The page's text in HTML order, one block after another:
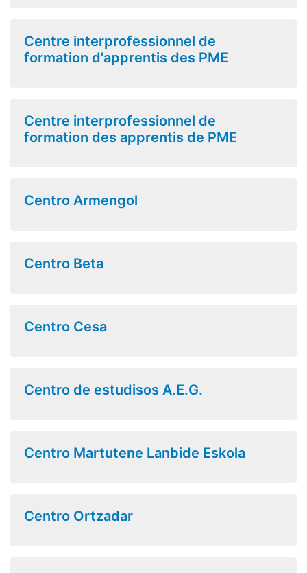
Centre interprofessionnel de
formation d'apprentis des PME
Centre interprofessionnel de
formation des apprentis de PME
Centro Armengol
Centro Beta
Centro Cesa
Centro de estudisos A.E.G.
Centro Martutene Lanbide Eskola
Centro Ortzadar